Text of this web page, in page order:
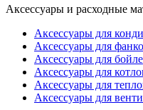
Аксессуары и расходные
Аксессуары для
Аксессуары для
Аксессуары для
Аксессуары для
Аксессуары для
Аксессуары для